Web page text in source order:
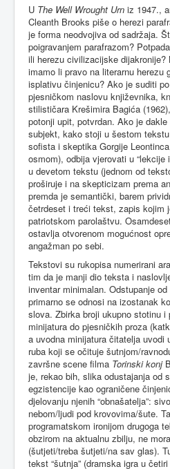
U The Well Wrought Urn iz 1947.,
Cleanth Brooks piše o herezi
je forma neodvojiva od sadržaja.
poigravanjem parafrazom?
ili herezu civilizacijske dijakronije?
imamo li pravo na literarnu herezu
isplativu činjenicu? Ako je suditi
pjesničkom naslovu književnika,
stilističara Krešimira Bagića
potonji upit, potvrdan. Ako je
subjekt, kako stoji u šestom
sofista i skeptika Gorgije
osmom), odbija vjerovati u “lekcije
u devetom tekstu (jednom od
proširuje i na skepticizam prema
premda je semantički, barem
četrdeset i treći tekst, zapis kojim
patriotskom parolaštvu.
ostavlja otvorenom mogućnost
angažman po sebi.
Tekstovi su rukopisa numerirani
tim da je manji dio teksta i
inventar minimalan. Odstupanje
primarno se odnosi na izostanak
slova. Zbirka broji ukupno stotinu
minijatura do pjesničkih proza
a uvodna minijatura čitatelja uvodi
ruba koji se očituje šutnjom/
završne scene filma Torinski konj
je, rekao bih, slika odustajanja od
egzistencije kao ograničene
djelovanju njenih “obnašatelja”:
nebom/ljudi pod krovovima/šute.
programatskom ironijom drugoga
obzirom na aktualnu zbilju, ne
(šutjeti/treba šutjeti/na sav glas).
tekst “šutnja” (dramska igra u